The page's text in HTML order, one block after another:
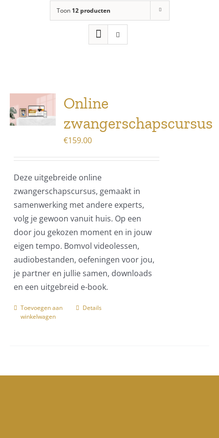
Toon 12 producten
Online
zwangerschapscursus
€159.00
Deze uitgebreide online
zwangerschapscursus, gemaakt in
samenwerking met andere experts,
volg je gewoon vanuit huis. Op een
door jou gekozen moment en in jouw
eigen tempo. Bomvol videolessen,
audiobestanden, oefeningen voor jou,
je partner en jullie samen, downloads
en een uitgebreid e-book.
Toevoegen aan
winkelwagen
Details